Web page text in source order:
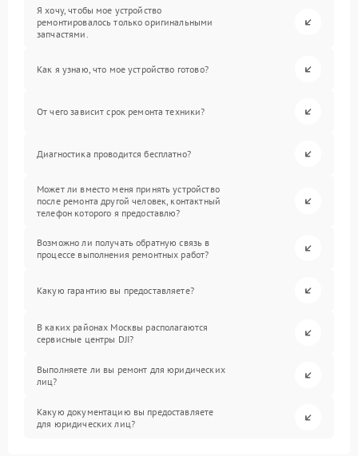
Я хочу, чтобы мое устройство
ремонтировалось только оригинальными
запчастями.
Как я узнаю, что мое устройство готово?
От чего зависит срок ремонта техники?
Диагностика проводится бесплатно?
Может ли вместо меня принять устройство
после ремонта другой человек, контактный
телефон которого я предоставлю?
Возможно ли получать обратную связь в
процессе выполнения ремонтных работ?
Какую гарантию вы предоставляете?
В каких районах Москвы располагаются
сервисные центры DJI?
Выполняете ли вы ремонт для юридических
лиц?
Какую документацию вы предоставляете
для юридических лиц?